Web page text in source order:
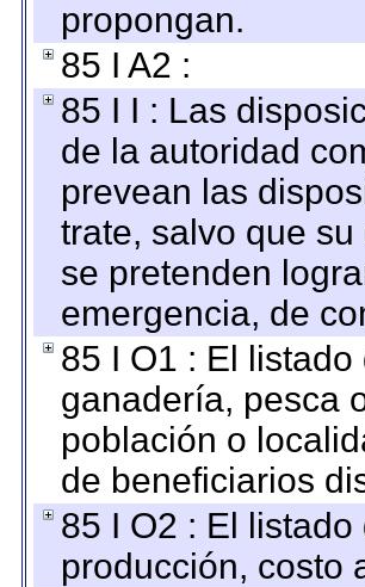
propongan.
85 I A2 :
85 I I : Las
de la autoridad
prevean las
trate, salvo que
se pretenden
emergencia, de
85 I O1 : El
ganadería, pesca
población o
de beneficiarios
85 I O2 : El
producción, costo